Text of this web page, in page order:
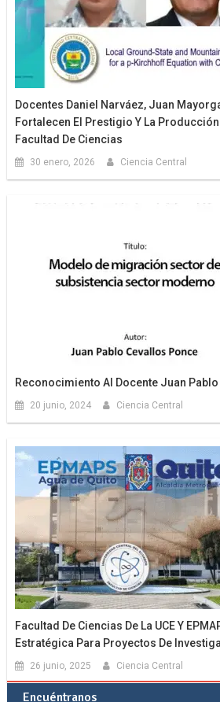
Docentes Daniel Narváez, Juan
Fortalecen El Prestigio Y La
Facultad De Ciencias
30 enero, 2026 Ciencia Central
Reconocimiento Al Docente Juan
20 junio, 2024 Ciencia Central
Facultad De Ciencias De La UCE Y
Estratégica Para Proyectos De
26 junio, 2025 Ciencia Central
Encuéntranos